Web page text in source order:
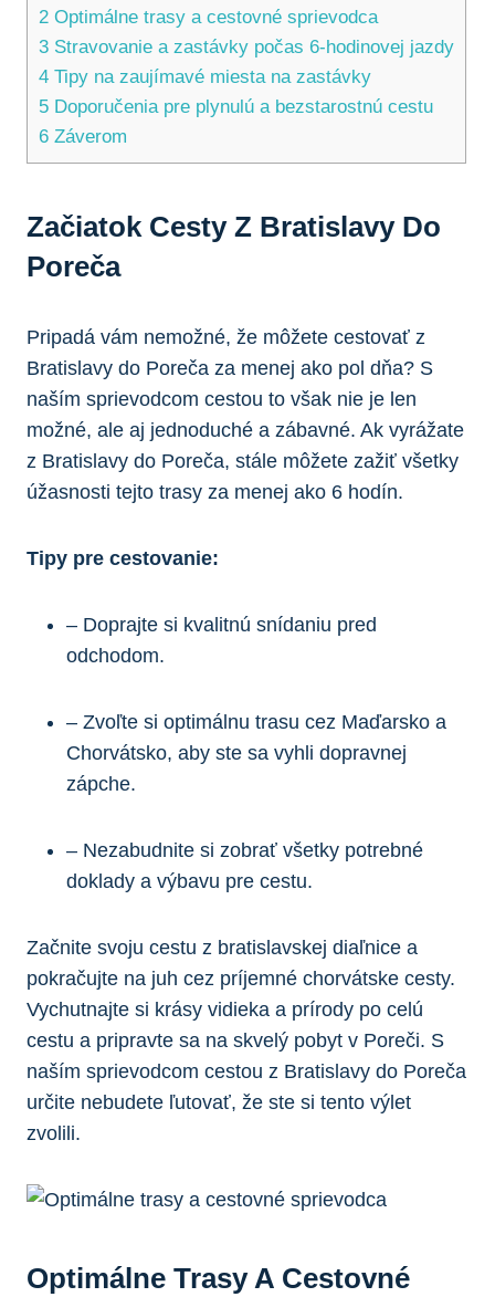
2 Optimálne trasy a cestovné sprievodca
3 Stravovanie a zastávky počas 6-hodinovej jazdy
4 Tipy na zaujímavé miesta na zastávky
5 Doporučenia pre plynulú a bezstarostnú cestu
6 Záverom
Začiatok Cesty Z Bratislavy Do
Poreča
Pripadá vám nemožné, že môžete cestovať z
Bratislavy do Poreča za menej ako pol dňa? S
naším sprievodcom cestou to však nie je len
možné, ale aj jednoduché a zábavné. Ak vyrážate
z Bratislavy do Poreča, stále môžete zažiť všetky
úžasnosti tejto trasy za menej ako 6 hodín.
Tipy pre cestovanie:
– Doprajte si kvalitnú snídaniu pred
odchodom.
– Zvoľte si optimálnu trasu cez Maďarsko a
Chorvátsko, aby ste sa vyhli dopravnej
zápche.
– Nezabudnite si zobrať všetky potrebné
doklady a výbavu pre cestu.
Začnite svoju cestu z bratislavskej diaľnice a
pokračujte na juh cez príjemné chorvátske cesty.
Vychutnajte si krásy vidieka a prírody po celú
cestu a pripravte sa na skvelý pobyt v Poreči. S
naším sprievodcom cestou z Bratislavy do Poreča
určite nebudete ľutovať, že ste si tento výlet
zvolili.
Optimálne Trasy A Cestovné